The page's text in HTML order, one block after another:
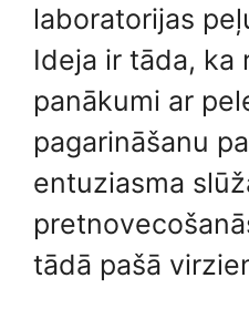
laboratorijas
Ideja ir tāda, ka
panākumi ar
pagarināšanu
entuziasma
tādā pašā